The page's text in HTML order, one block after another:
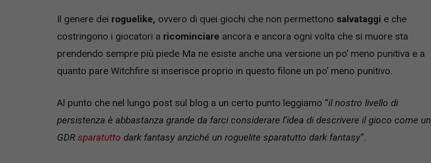
Il genere dei roguelike, ovvero di quei giochi che non permettono salvataggi e che
costringono i giocatori a ricominciare ancora e ancora ogni volta che si muore sta
prendendo sempre più piede Ma ne esiste anche una versione un po’ meno punitiva e a
quanto pare Witchfire si inserisce proprio in questo filone un po’ meno punitivo.
Al punto che nel lungo post sul blog a un certo punto leggiamo “il nostro livello di
persistenza è abbastanza grande da farci considerare l’idea di descrivere il gioco come un
GDR sparatutto dark fantasy anziché un roguelite sparatutto dark fantasy“.